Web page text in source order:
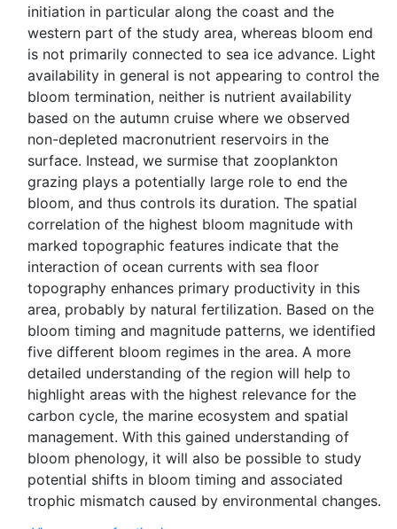
initiation in particular along the coast and the
western part of the study area, whereas bloom end
is not primarily connected to sea ice advance. Light
availability in general is not appearing to control the
bloom termination, neither is nutrient availability
based on the autumn cruise where we observed
non-depleted macronutrient reservoirs in the
surface. Instead, we surmise that zooplankton
grazing plays a potentially large role to end the
bloom, and thus controls its duration. The spatial
correlation of the highest bloom magnitude with
marked topographic features indicate that the
interaction of ocean currents with sea floor
topography enhances primary productivity in this
area, probably by natural fertilization. Based on the
bloom timing and magnitude patterns, we identified
five different bloom regimes in the area. A more
detailed understanding of the region will help to
highlight areas with the highest relevance for the
carbon cycle, the marine ecosystem and spatial
management. With this gained understanding of
bloom phenology, it will also be possible to study
potential shifts in bloom timing and associated